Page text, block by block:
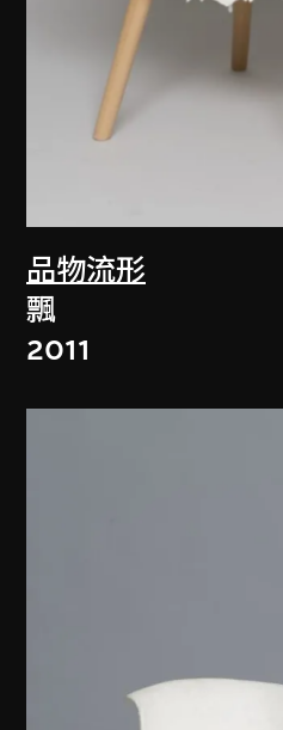
品物流形
飄
2011